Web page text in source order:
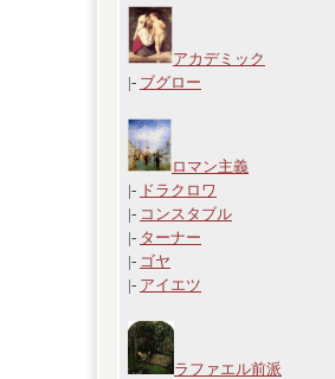
アカデミック
|- ブグロー
ロマン主義
|- ドラクロワ
|- コンスタブル
|- ターナー
|- ゴヤ
|- アイエツ
ラファエル前派